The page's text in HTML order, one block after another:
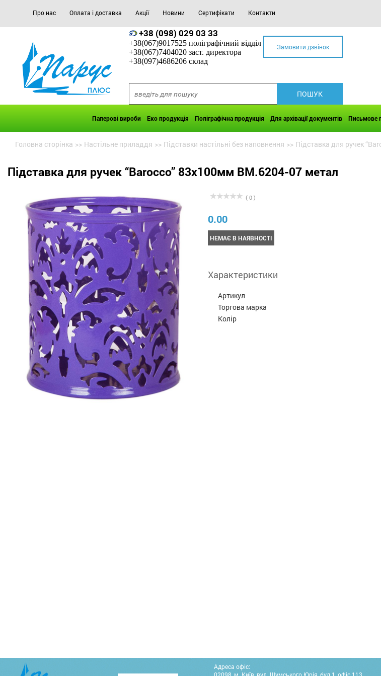
Про нас Оплата і доставка Акції Новини Сертифікати Контакти
+38 (098) 029 03 33
+38(067)9017525 поліграфічний відділ
+38(067)7404020 заст. директора
+38(097)4686206 склад
Замовити дзвінок
Паперові вироби Еко продукція Поліграфічна продукція Для архівації документів Письмове
Головна сторінка >> Настільне приладдя >> Підставки настільні без наповнення >> Підставка для ручек
Підставка для ручек “Barocco” 83х100мм BM.6204-07 метал
( 0 )
0.00
НЕМАЄ В НАЯВНОСТІ
Характеристики
Артикул
Торгова марка
Колір
Адреса офіс: